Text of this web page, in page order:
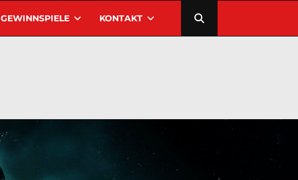
GEWINNSPIELE KONTAKT